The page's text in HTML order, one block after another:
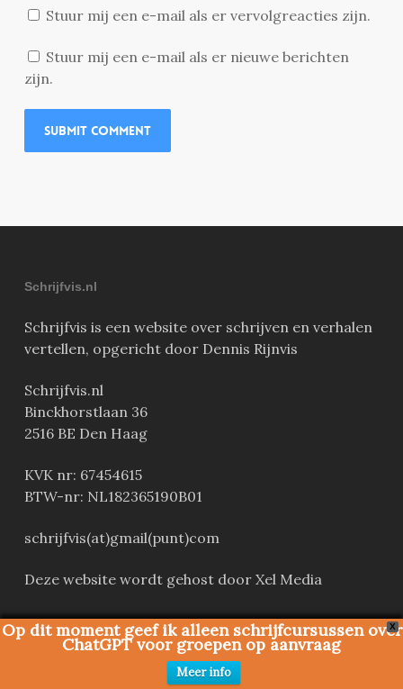
Stuur mij een e-mail als er vervolgreacties zijn.
Stuur mij een e-mail als er nieuwe berichten
zijn.
Schrijfvis.nl
Schrijfvis is een website over schrijven en verhalen
vertellen, opgericht door Dennis Rijnvis
Schrijfvis.nl
Binckhorstlaan 36
2516 BE Den Haag
KVK nr: 67454615
BTW-nr: NL182365190B01
schrijfvis(at)gmail(punt)com
Deze website wordt gehost door Xel Media
X
Op dit moment geef ik alleen schrijfcursussen over
ChatGPT voor groepen op aanvraag
Meer info